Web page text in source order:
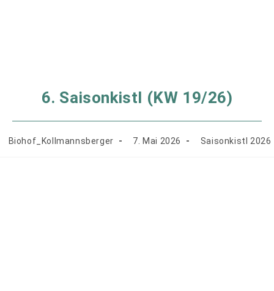
6. Saisonkistl (KW 19/26)
Beitrags-
Biohof_Kollmannsberger
Beitrag
7. Mai 2026
Beitrags-
Saisonkistl 2026